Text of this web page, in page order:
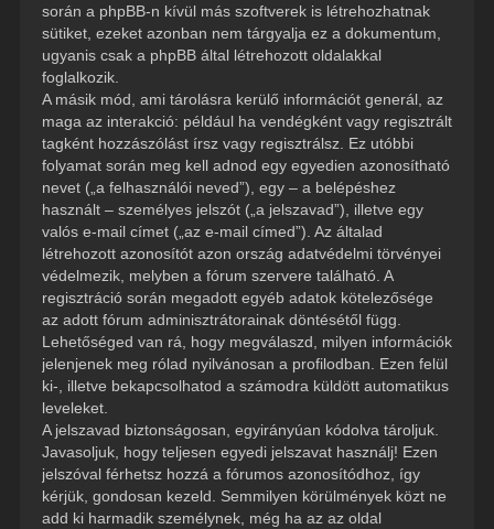
során a phpBB-n kívül más szoftverek is létrehozhatnak
sütiket, ezeket azonban nem tárgyalja ez a dokumentum,
ugyanis csak a phpBB által létrehozott oldalakkal
foglalkozik.
A másik mód, ami tárolásra kerülő információt generál, az
maga az interakció: például ha vendégként vagy regisztrált
tagként hozzászólást írsz vagy regisztrálsz. Ez utóbbi
folyamat során meg kell adnod egy egyedien azonosítható
nevet („a felhasználói neved”), egy – a belépéshez
használt – személyes jelszót („a jelszavad”), illetve egy
valós e-mail címet („az e-mail címed”). Az általad
létrehozott azonosítót azon ország adatvédelmi törvényei
védelmezik, melyben a fórum szervere található. A
regisztráció során megadott egyéb adatok kötelezősége
az adott fórum adminisztrátorainak döntésétől függ.
Lehetőséged van rá, hogy megválaszd, milyen információk
jelenjenek meg rólad nyilvánosan a profilodban. Ezen felül
ki-, illetve bekapcsolhatod a számodra küldött automatikus
leveleket.
A jelszavad biztonságosan, egyirányúan kódolva tároljuk.
Javasoljuk, hogy teljesen egyedi jelszavat használj! Ezen
jelszóval férhetsz hozzá a fórumos azonosítódhoz, így
kérjük, gondosan kezeld. Semmilyen körülmények közt ne
add ki harmadik személynek, még ha az az oldal